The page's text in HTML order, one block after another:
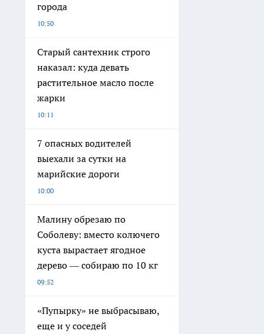
города
10:50
Старый сантехник строго
наказал: куда девать
растительное масло после
жарки
10:11
7 опасных водителей
выехали за сутки на
марийские дороги
10:00
Малину обрезаю по
Соболеву: вместо колючего
куста вырастает ягодное
дерево — собираю по 10 кг
09:52
«Пупырку» не выбрасываю,
еще и у соседей